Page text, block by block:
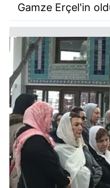
Gamze Erçel'in